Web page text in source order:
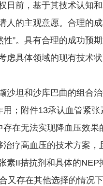
，基于其技术认知和
的主观意愿。合理的
”。具有合理的成功
具体领域的现有技术
坦和沙库巴曲的组合
；附件13承认血管紧
在无法实现降血压效果
疗高血压的技术方案
II拮抗剂和具体的NEP
存在其他选择的情况